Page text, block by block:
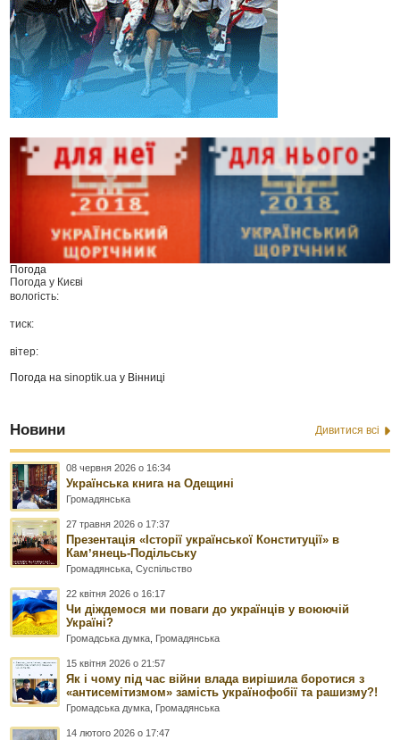
Погода
Погода у Києві
вологість:
тиск:
вітер:
Погода наsinoptik.ua у Вінниці
Новини Дивитися всі
08 червня 2026 о 16:34
Українська книга на Одещині
Громадянська
27 травня 2026 о 17:37
Презентація «Історії української Конституції» в
Камʼянець-Подільську
Громадянська ,Суспільство
22 квітня 2026 о 16:17
Чи діждемося ми поваги до українців у воюючій
Україні?
Громадська думка Громадянська
15 квітня 2026 о 21:57
Як і чому під час війни влада вирішила боротися з
«антисемітизмом» замість українофобії та рашизму?!
Громадська думка Громадянська
14 лютого 2026 о 17:47